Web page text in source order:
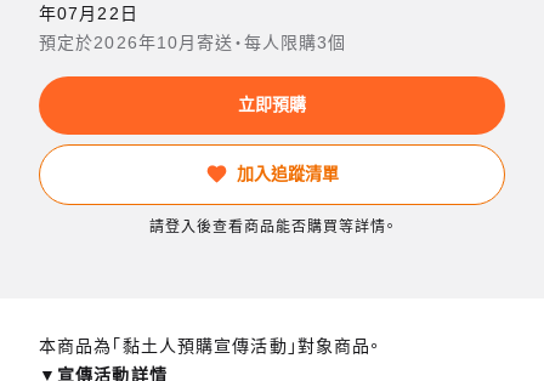
年07月22日
預定於2026年10月寄送・每人限購3個
立即預購
加入追蹤清單
請登入後查看商品能否購買等詳情。
本商品為「黏土人預購宣傳活動」對象商品。
▼宣傳活動詳情